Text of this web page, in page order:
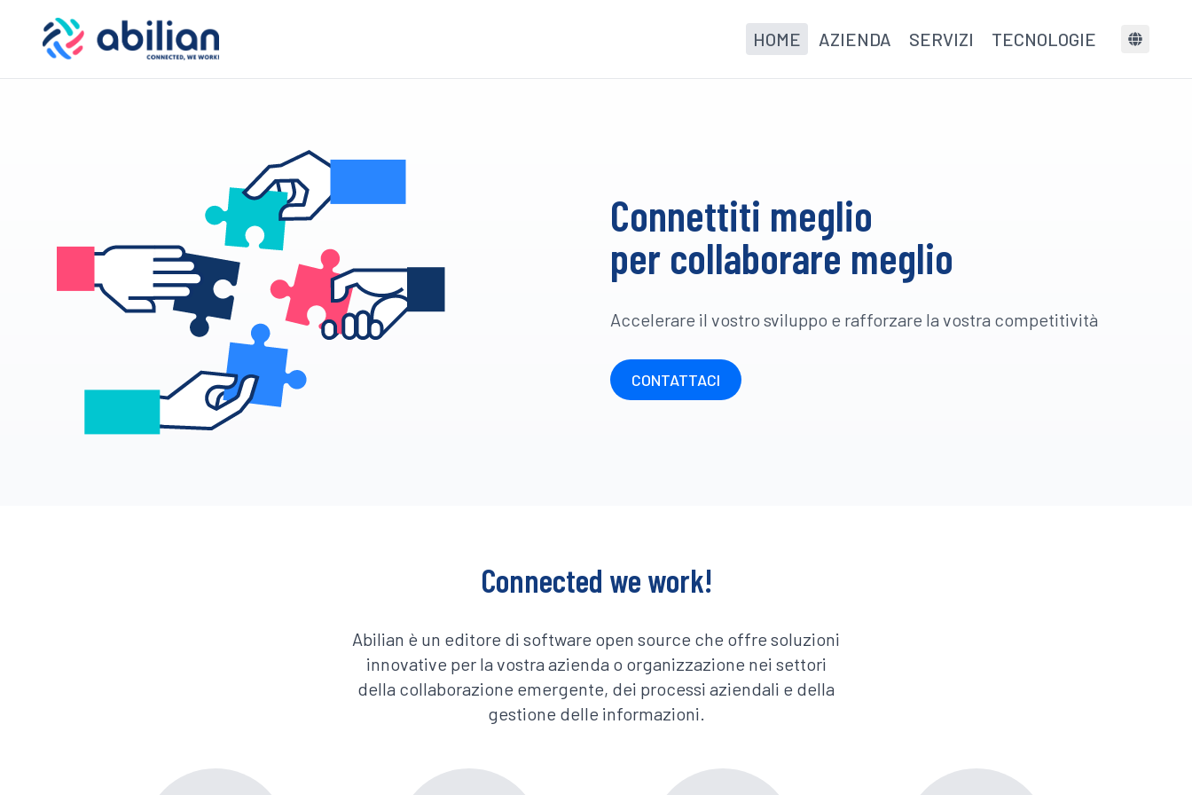
HOME AZIENDA SERVIZI TECNOLOGIE
Connettiti meglio
per collaborare meglio
Accelerare il vostro sviluppo e rafforzare la vostra competitività
CONTATTACI
Connected we work!
Abilian è un editore di software open source che offre soluzioni
innovative per la vostra azienda o organizzazione nei settori
della collaborazione emergente, dei processi aziendali e della
gestione delle informazioni.